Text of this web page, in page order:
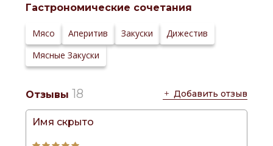
Сайт
Гастрономические сочетания
Мясо Аперитив Закуски
Дижестив
Мясные Закуски
Отзывы 18 Добавить отзыв
Имя скрыто